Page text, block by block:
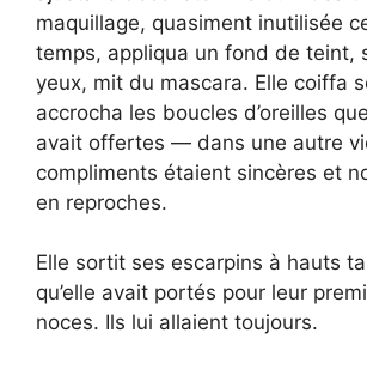
maquillage, quasiment inutilisée
temps, appliqua un fond de teint,
yeux, mit du mascara. Elle coiffa
accrocha les boucles d’oreilles
avait offertes — dans une autre
compliments étaient sincères et
en reproches.
Elle sortit ses escarpins à hauts
qu’elle avait portés pour leur
noces. Ils lui allaient toujours.